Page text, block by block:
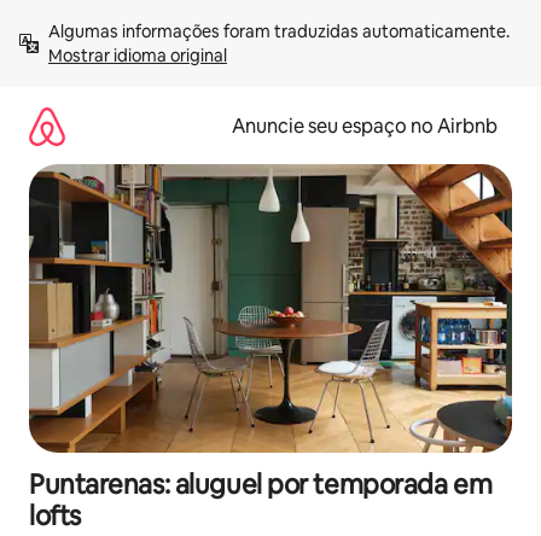
para
Mostrar idioma original
Anuncie seu espaço no Airbnb
Puntarenas: aluguel por temporada em
lofts